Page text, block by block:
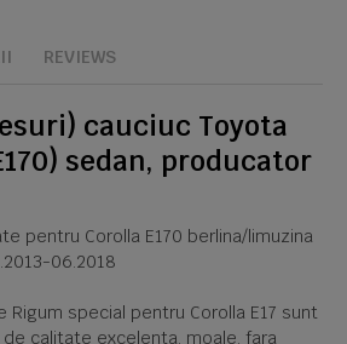
REVIEWS
cauciuc Toyota
sedan, producator
pentru Corolla E170 berlina/limuzina
06.2018
Rigum special pentru Corolla E17 sunt
calitate excelenta, moale, fara